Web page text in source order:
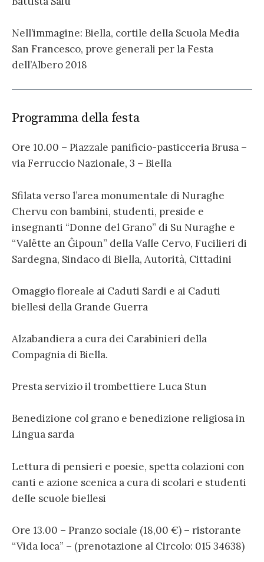
Nell’immagine: Biella, cortile della Scuola Media
San Francesco, prove generali per la Festa
dell’Albero 2018
Programma della festa
Ore 10.00 – Piazzale panificio-pasticceria Brusa –
via Ferruccio Nazionale, 3 – Biella
Sfilata verso l’area monumentale di Nuraghe
Chervu con bambini, studenti, preside e
insegnanti “Donne del Grano” di Su Nuraghe e
“Valëtte an Ĝipoun” della Valle Cervo, Fucilieri di
Sardegna, Sindaco di Biella, Autorità, Cittadini
Omaggio floreale ai Caduti Sardi e ai Caduti
biellesi della Grande Guerra
Alzabandiera a cura dei Carabinieri della
Compagnia di Biella.
Presta servizio il trombettiere Luca Stun
Benedizione col grano e benedizione religiosa in
Lingua sarda
Lettura di pensieri e poesie, spetta colazioni con
canti e azione scenica a cura di scolari e studenti
delle scuole biellesi
Ore 13.00 – Pranzo sociale (18,00 €) – ristorante
“Vida loca” – (prenotazione al Circolo: 015 34638)